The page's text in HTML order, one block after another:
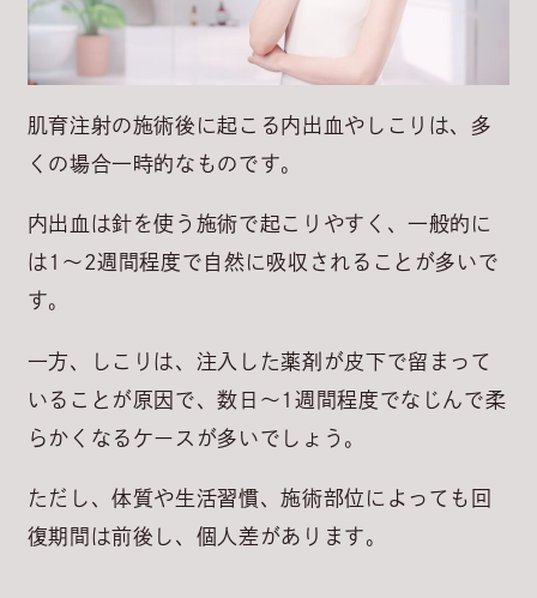
肌育注射の施術後に起こる内出血やしこりは、多
くの場合一時的なものです。
内出血は針を使う施術で起こりやすく、一般的に
は1～2週間程度で自然に吸収されることが多いで
す。
一方、しこりは、注入した薬剤が皮下で留まって
いることが原因で、数日～1週間程度でなじんで柔
らかくなるケースが多いでしょう。
ただし、体質や生活習慣、施術部位によっても回
復期間は前後し、個人差があります。